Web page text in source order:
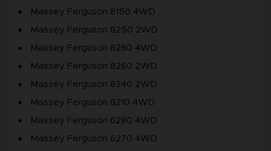
Massey Ferguson 8150 4WD
Massey Ferguson 8250 2WD
Massey Ferguson 8280 4WD
Massey Ferguson 8260 2WD
Massey Ferguson 8240 2WD
Massey Ferguson 8210 4WD
Massey Ferguson 6280 4WD
Massey Ferguson 6270 4WD